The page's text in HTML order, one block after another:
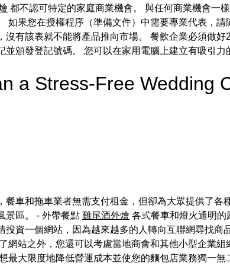
都不認可特定的家庭商業機會。 與任何商業機會一
如果您在授權程序（準備文件）中需要專業代表，
沒有該表就不能將產品推向市場。 餐飲企業必須做好
並頒發登記號碼。 您可以在家用電腦上建立有吸引力
a Stress-Free Wedding
餐車和拖車業者無需支付租金，但卻為大眾提供了
景區。 - 外帶餐點 雞尾酒外燴 各式餐車和燈火通明的
投資一個網站，因為越來越多的人轉向互聯網尋找
網站之外，您還可以考慮當地商會和其他小型企業
最大限度地降低營運成本並使您的麵包店業務獨一無